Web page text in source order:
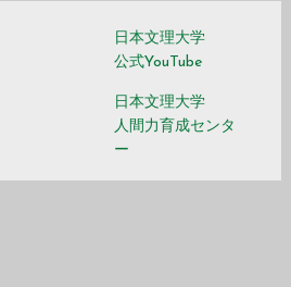
日本文理大学
公式YouTube
日本文理大学
人間力育成センタ
ー